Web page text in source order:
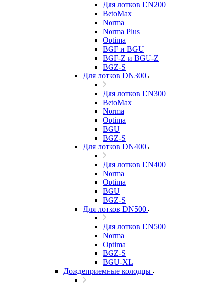
Для лотков DN200
BetoMax
Norma
Norma Plus
Optima
BGF и BGU
BGF-Z и BGU-Z
BGZ-S
Для лотков DN300
Для лотков DN300
BetoMax
Norma
Optima
BGU
BGZ-S
Для лотков DN400
Для лотков DN400
Norma
Optima
BGU
BGZ-S
Для лотков DN500
Для лотков DN500
Norma
Optima
BGZ-S
BGU-XL
Дождеприемные колодцы